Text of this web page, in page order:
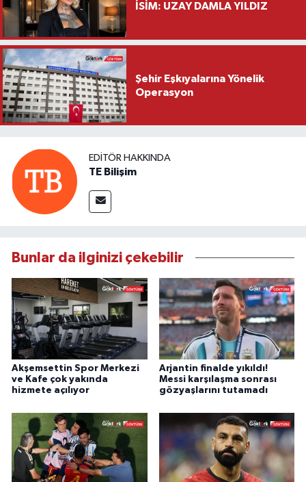
İSİM: UZAY DAMLA YILDIZ
Şehir Eşkıyalarına Yönelik
Operasyon
EDITÖR HAKKINDA
TE Bilişim
Bunlar da ilginizi çekebilir
Akşemsettin Spor Merkezi
ve Kafe çok yakında
hizmete açılıyor
Arjantin finalde yıkıldı!
Messi karşılaşma sonrası
gözyaşlarını tutamadı